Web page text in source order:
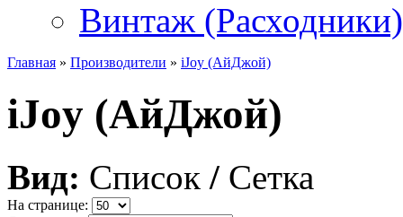
Винтаж (Расходники)
Главная » Производители » iJoy (АйДжой)
iJoy (АйДжой)
Вид: Список / Сетка
На странице: